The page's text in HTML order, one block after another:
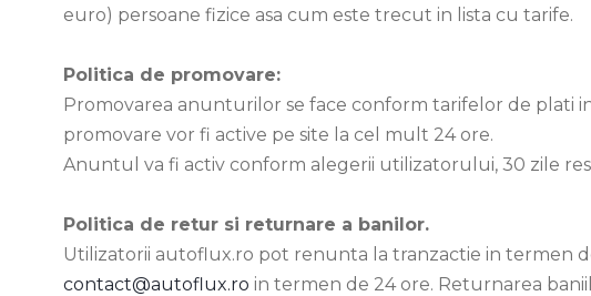
euro) persoane fizice asa cum este trecut in lista cu tarife.
Politica de promovare:
Promovarea anunturilor se face conform tarifelor de plati
promovare vor fi active pe site la cel mult 24 ore.
Anuntul va fi activ conform alegerii utilizatorului, 30 zile
Politica de retur si returnare a banilor.
Utilizatorii autoflux.ro pot renunta la tranzactie in termen
contact@autoflux.ro in termen de 24 ore. Returnarea